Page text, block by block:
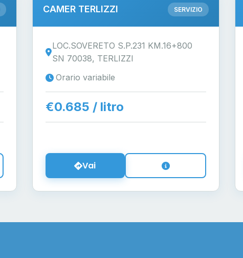
CAMER TERLIZZI SERVIZIO
LOC.SOVERETO S.P.231 KM.16+800
SN 70038, TERLIZZI
Orario variabile
€0.685 / litro
Vai